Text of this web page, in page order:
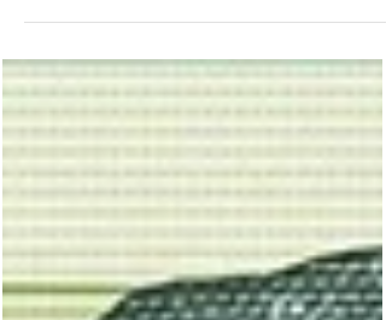
nächste Serie von Euro-Banknoten vor. Wir
sämtlicher Entwürfe in bester Bildqualität zur
Verfügung, um selbst einen Eindruck von den
Vorschlägen zu unseren zukünftigen Euro-
Banknoten zu machen. Möchten Sie an der
offiziellen Umfrage teilnehmen? Wenn ja,
beginnen Sie HIER.